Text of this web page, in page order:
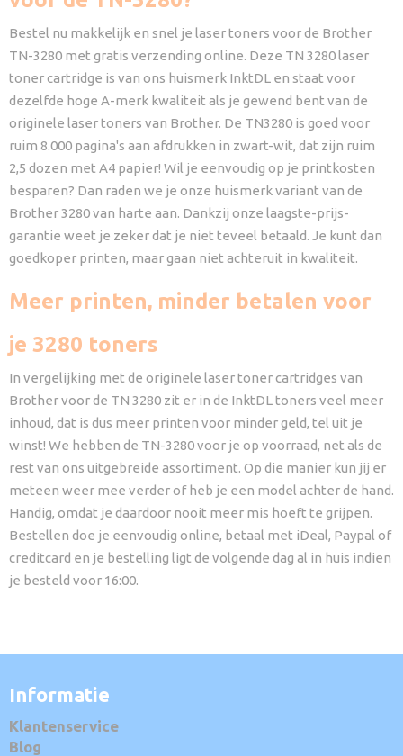
Bestel nu makkelijk en snel je laser toners voor de Brother
TN-3280 met gratis verzending online. Deze TN 3280 laser
toner cartridge is van ons huismerk InktDL en staat voor
dezelfde hoge A-merk kwaliteit als je gewend bent van de
originele laser toners van Brother. De TN3280 is goed voor
ruim 8.000 pagina's aan afdrukken in zwart-wit, dat zijn ruim
2,5 dozen met A4 papier! Wil je eenvoudig op je printkosten
besparen? Dan raden we je onze huismerk variant van de
Brother 3280 van harte aan. Dankzij onze laagste-prijs-
garantie weet je zeker dat je niet teveel betaald. Je kunt dan
goedkoper printen, maar gaan niet achteruit in kwaliteit.
Meer printen, minder betalen voor
je 3280 toners
In vergelijking met de originele laser toner cartridges van
Brother voor de TN 3280 zit er in de InktDL toners veel meer
inhoud, dat is dus meer printen voor minder geld, tel uit je
winst! We hebben de TN-3280 voor je op voorraad, net als de
rest van ons uitgebreide assortiment. Op die manier kun jij er
meteen weer mee verder of heb je een model achter de hand.
Handig, omdat je daardoor nooit meer mis hoeft te grijpen.
Bestellen doe je eenvoudig online, betaal met iDeal, Paypal of
creditcard en je bestelling ligt de volgende dag al in huis indien
je besteld voor 16:00.
Informatie
Klantenservice
Blog